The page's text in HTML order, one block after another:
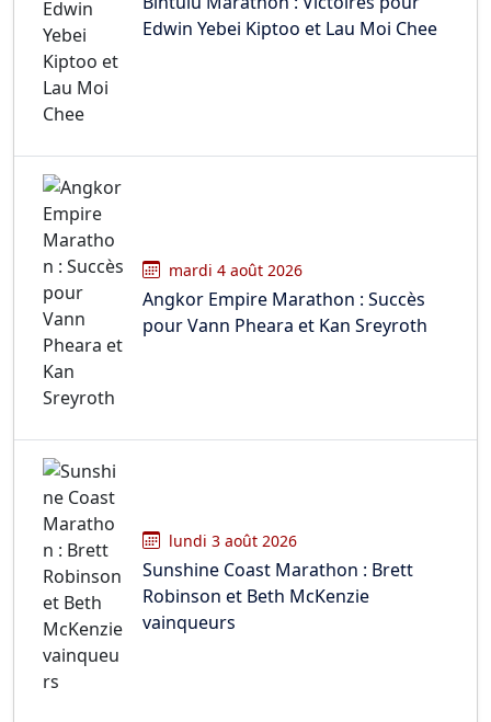
Edwin Yebei Kiptoo et Lau Moi Chee
mardi 4 août 2026
Angkor Empire Marathon : Succès
pour Vann Pheara et Kan Sreyroth
lundi 3 août 2026
Sunshine Coast Marathon : Brett
Robinson et Beth McKenzie
vainqueurs